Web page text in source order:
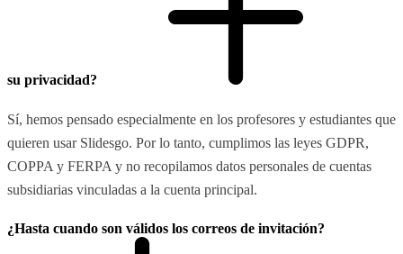
su privacidad?
Sí, hemos pensado especialmente en los profesores y estudiantes que
quieren usar Slidesgo. Por lo tanto, cumplimos las leyes GDPR,
COPPA y FERPA y no recopilamos datos personales de cuentas
subsidiarias vinculadas a la cuenta principal.
¿Hasta cuando son válidos los correos de invitación?